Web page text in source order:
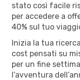
stato così facile
per accedere a
40% sul tuo
Inizia la tua
cost pensati su
per un fine
l’avventura